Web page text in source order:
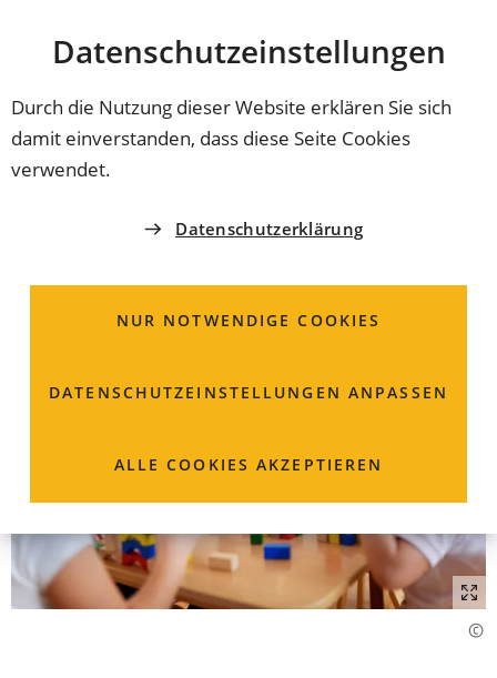
Datenschutz­einstellungen
Durch die Nutzung dieser Website erklären Sie sich
damit einverstanden, dass diese Seite Cookies
verwendet.
Datenschutzerklärung
NUR NOTWENDIGE COOKIES
DATENSCHUTZ­EINSTELLUNGEN ANPASSEN
ALLE COOKIES AKZEPTIEREN
INHALT ANSPRINGEN
Coburg
THEMEN DER VERWALTUNG